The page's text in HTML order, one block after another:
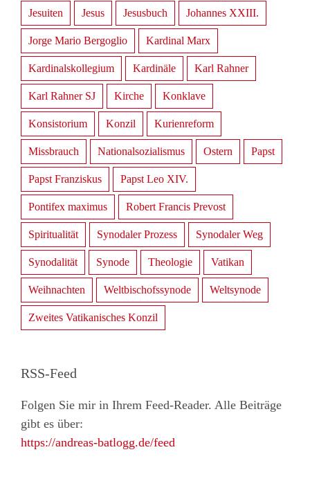
Jesuiten Jesus Jesusbuch Johannes XXIII.
Jorge Mario Bergoglio Kardinal Marx
Kardinalskollegium Kardinäle Karl Rahner
Karl Rahner SJ Kirche Konklave
Konsistorium Konzil Kurienreform
Missbrauch Nationalsozialismus Ostern Papst
Papst Franziskus Papst Leo XIV.
Pontifex maximus Robert Francis Prevost
Spiritualität Synodaler Prozess Synodaler Weg
Synodalität Synode Theologie Vatikan
Weihnachten Weltbischofssynode Weltsynode
Zweites Vatikanisches Konzil
RSS-Feed
Folgen Sie mir in Ihrem Feed-Reader. Alle Beiträge
gibt es über:
https://andreas-batlogg.de/feed